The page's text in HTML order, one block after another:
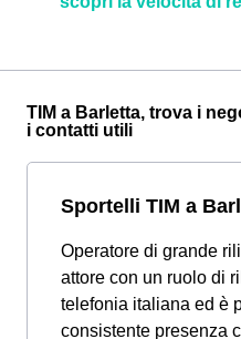
TIM a Barletta, trova i
i contatti utili
Sportelli TIM a
Operatore di grande
attore con un ruolo di
telefonia italiana ed è
consistente presenza